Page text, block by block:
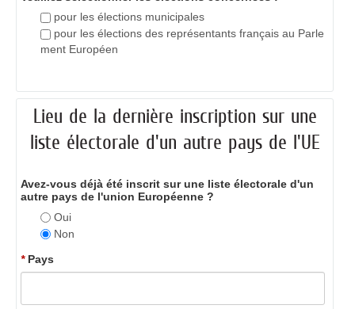
pour les élections municipales
pour les élections des représentants français au Parle
ment Européen
Lieu de la dernière inscription sur une
liste électorale d'un autre pays de l'UE
Avez-vous déjà été inscrit sur une liste électorale d'un
autre pays de l'union Européenne ?
Oui
Non
*Pays